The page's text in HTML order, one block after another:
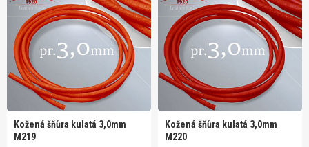
Kožená šňůra kulatá 3,0mm
M219
Kožená šňůra kulatá 3,0mm
M220